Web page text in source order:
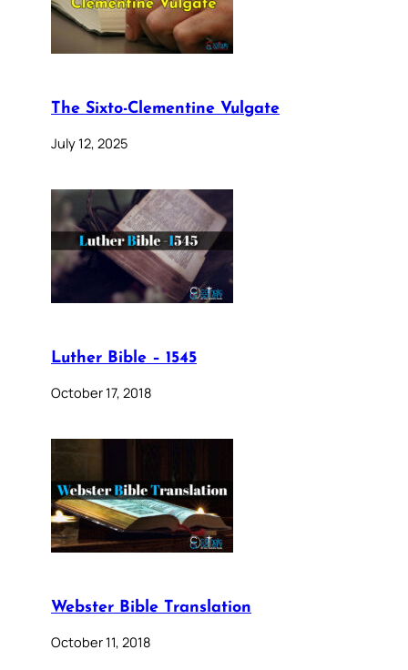
The Sixto-Clementine Vulgate
July 12, 2025
Luther Bible – 1545
October 17, 2018
Webster Bible Translation
October 11, 2018